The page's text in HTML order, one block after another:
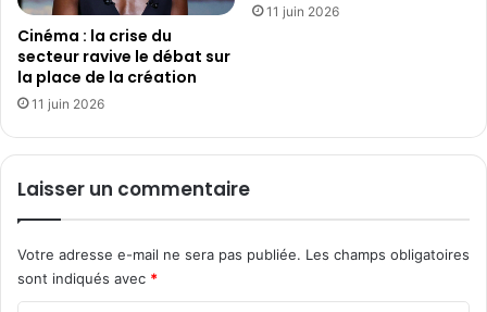
c
K
E
B
L
,
T
E
O
Cinéma : la crise du
secteur ravive le débat sur
la place de la création
11 juin 2026
11 juin 2026
Laisser un commentaire
Votre adresse e-mail ne sera pas publiée. Les champs obligatoires
sont indiqués avec *